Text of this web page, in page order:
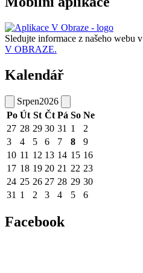
Sledujte informace z našeho webu v
V OBRAZE.
Kalendář
Srpen2026
Po Út St Čt Pá So Ne
27 28 29 30 31 1
2
3
4 5 6 7 8
9
10 11 12 13 14 15 16
17 18 19 20 21 22 23
24 25 26 27 28 29 30
31 1 2 3 4 5 6
Facebook